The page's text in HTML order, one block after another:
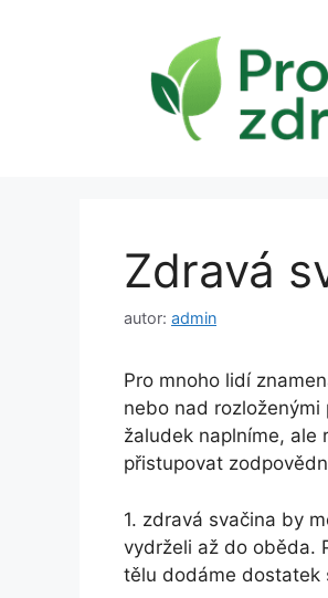
Zdravá
autor: admin
Pro mnoho lidí
nebo nad
žaludek naplníme, ale
přistupovat
1. zdravá svačina by
vydrželi až do oběda.
tělu dodáme dostatek